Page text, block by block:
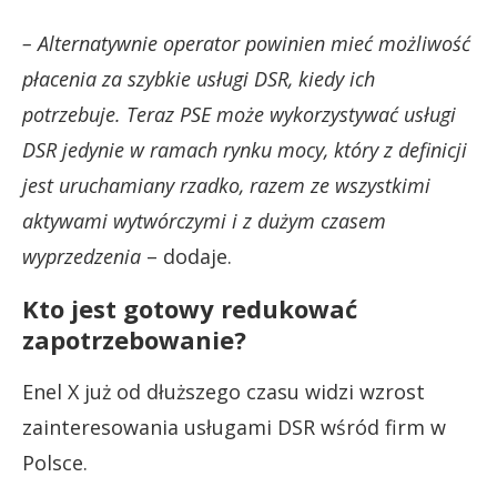
– Alternatywnie operator powinien mieć możliwość
płacenia za szybkie usługi DSR, kiedy ich
potrzebuje. Teraz PSE może wykorzystywać usługi
DSR jedynie w ramach rynku mocy, który z definicji
jest uruchamiany rzadko, razem ze wszystkimi
aktywami wytwórczymi i z dużym czasem
wyprzedzenia – dodaje.
Kto jest gotowy redukować
zapotrzebowanie?
Enel X już od dłuższego czasu widzi wzrost
zainteresowania usługami DSR wśród firm w
Polsce.